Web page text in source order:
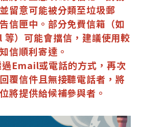
留意可能被分類至垃圾郵
信匣中。部分免費信箱（如
）可能會擋信，建議使用較
信順利寄達。
Email或電話的方式，再次
覆信件且無接聽電話者，將
將提供給候補參與者。